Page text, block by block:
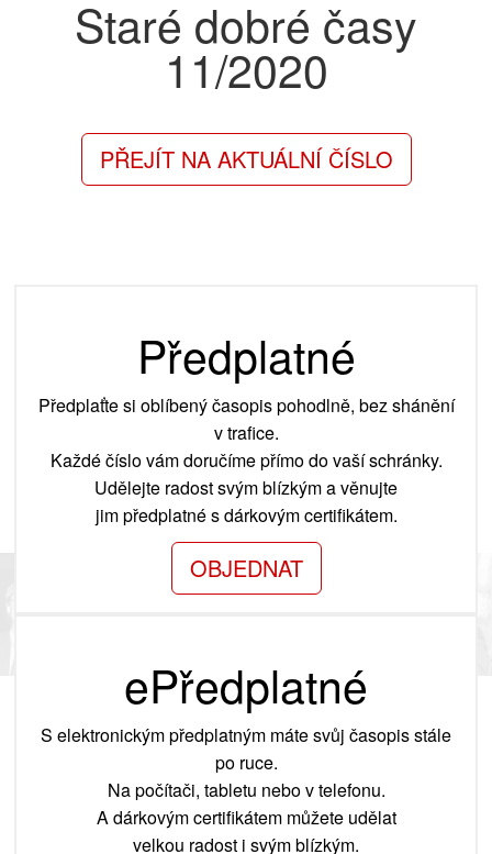
Staré dobré časy
11/2020
PŘEJÍT NA AKTUÁLNÍ ČÍSLO
Předplatné
Předplaťte si oblíbený časopis pohodlně, bez shánění
v trafice.
Každé číslo vám doručíme přímo do vaší schránky.
Udělejte radost svým blízkým a věnujte
jim předplatné s dárkovým certifikátem.
OBJEDNAT
ePředplatné
S elektronickým předplatným máte svůj časopis stále
po ruce.
Na počítači, tabletu nebo v telefonu.
A dárkovým certifikátem můžete udělat
velkou radost i svým blízkým.